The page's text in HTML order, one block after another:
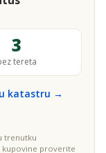
3
tereta
katastru →
trenutku
proverite